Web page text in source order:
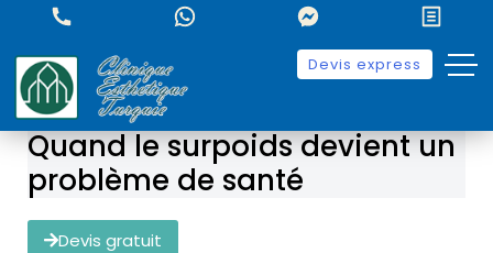
Devis express
Quand le surpoids devient un
problème de santé
Devis gratuit